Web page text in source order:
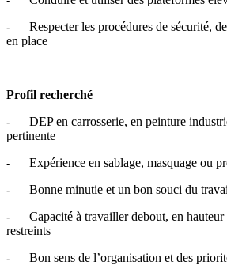
- Respecter les procédures de sécurité,
en place
Profil recherché
- DEP en carrosserie, en peinture
pertinente
- Expérience en sablage, masquage ou
- Bonne minutie et un bon souci du
- Capacité à travailler debout, en hauteur
restreints
- Bon sens de l’organisation et des